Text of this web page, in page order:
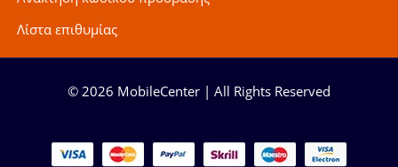
Λίστα επιθυμίας
© 2026 MobileCenter | All Rights Reserved